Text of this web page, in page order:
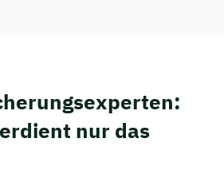
nur das